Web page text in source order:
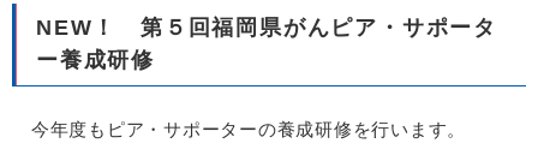
NEW！ 第５回福岡県がんピア・サポータ
ー養成研修
今年度もピア・サポーターの養成研修を行います。